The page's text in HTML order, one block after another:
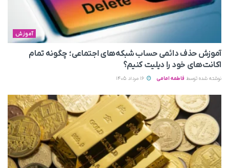
آموزش
آموزش حذف دائمی حساب شبکه‌های اجتماعی؛ چگونه تمام
اکانت‌های خود را دیلیت کنیم؟
نوشته شده توسط فاطمه امامی